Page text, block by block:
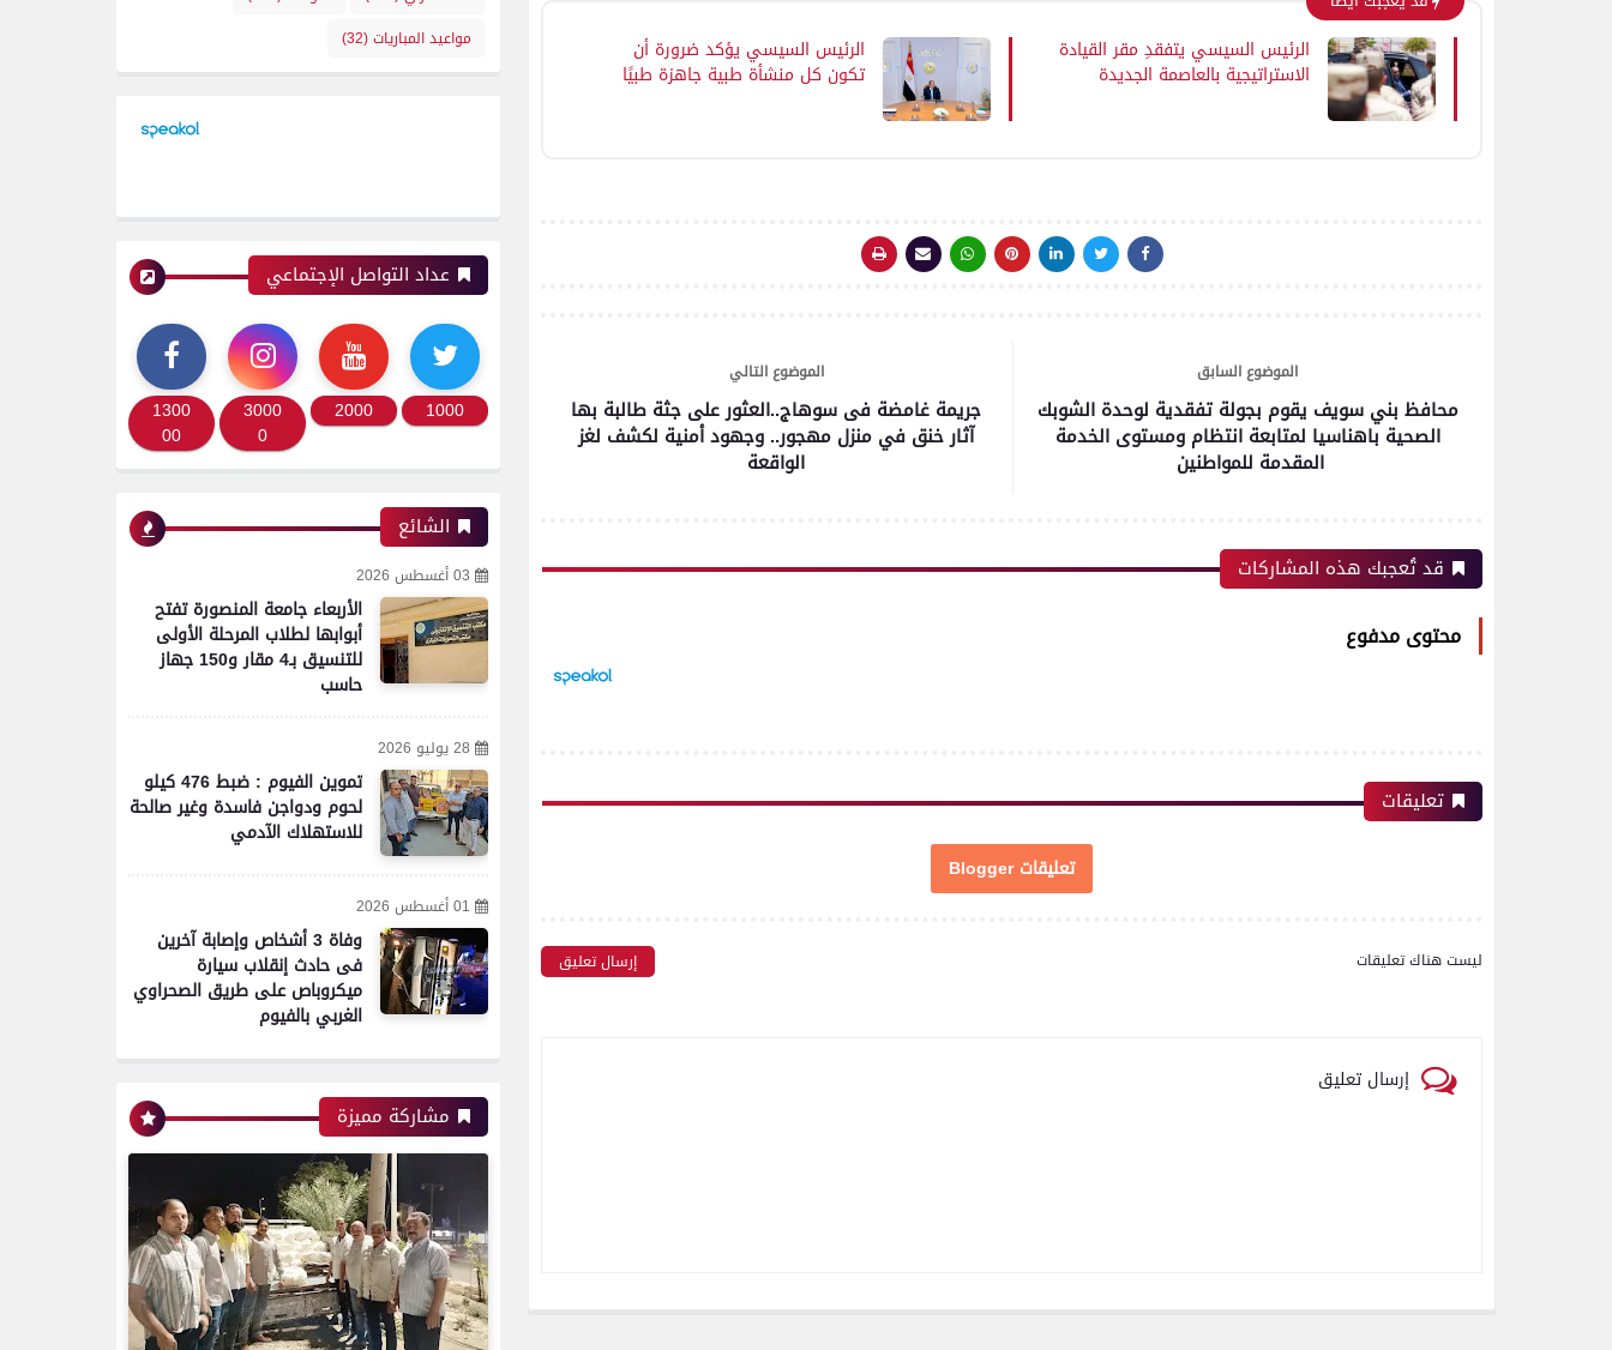
الرئيس السيسي يتفقدِ مقر القيادة
الاستراتيجية بالعاصمة الجديدة
الرئيس السيسي يؤكد ضرورة أن
تكون كل منشأة طبية جاهزة طبيًا
الموضوع التالي
جريمة غامضة فى سوهاج..العثور على جثة طالبة بها
آثار خنق في منزل مهجور.. وجهود أمنية لكشف لغز
الواقعة
الموضوع السابق
محافظ بني سويف يقوم بجولة تفقدية لوحدة الشوبك
الصحية باهناسيا لمتابعة انتظام ومستوى الخدمة
المقدمة للمواطنين
قد تُعجبك هذه المشاركات
محتوى مدفوع
تعليقات
تعليقات Blogger
ليست هناك تعليقات إرسال تعليق
إرسال تعليق
مواعيد المباريات(32)
عداد التواصل الإجتماعي
1000
2000
3000
0
1300
00
الشائع
03 أغسطس 2026
الأربعاء جامعة المنصورة تفتح
أبوابها لطلاب المرحلة الأولى
للتنسيق بـ4 مقار و150 جهاز
حاسب
28 يوليو 2026
تموين الفيوم : ضبط 476 كيلو
لحوم ودواجن فاسدة وغير صالحة
للاستهلاك الآدمي
01 أغسطس 2026
وفاة 3 أشخاص وإصابة آخرين
فى حادث إنقلاب سيارة
ميكروباص على طريق الصحراوي
الغربي بالفيوم
مشاركة مميزة
اتحاد العاصمة الجزائرى بطلاً
لكأس الكونفدرالية الإفريقية
رياضة
محافظات
تموين الفيوم ضبط سيارة نقل
محملة بـ 1750 كيلو جبنة
مجهولة المصدر وغير صالحة
للاستهلاك الآدمي
محافظات
لبن فاسد وغير صالح
للاستهلاك الآدمى قبل طرحه
بالأسواق